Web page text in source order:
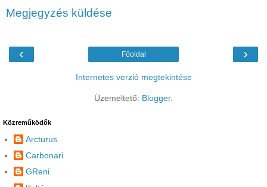
Megjegyzés küldése
‹ ›
Főoldal
Internetes verzió megtekintése
Üzemeltető: Blogger.
Közreműködők
Arcturus
Carbonari
GReni